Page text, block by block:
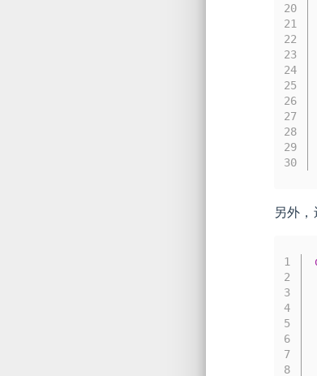
20
21
22
23
24
25
26
27
28
29
30
另外
1
2
3
4
5
6
7
8